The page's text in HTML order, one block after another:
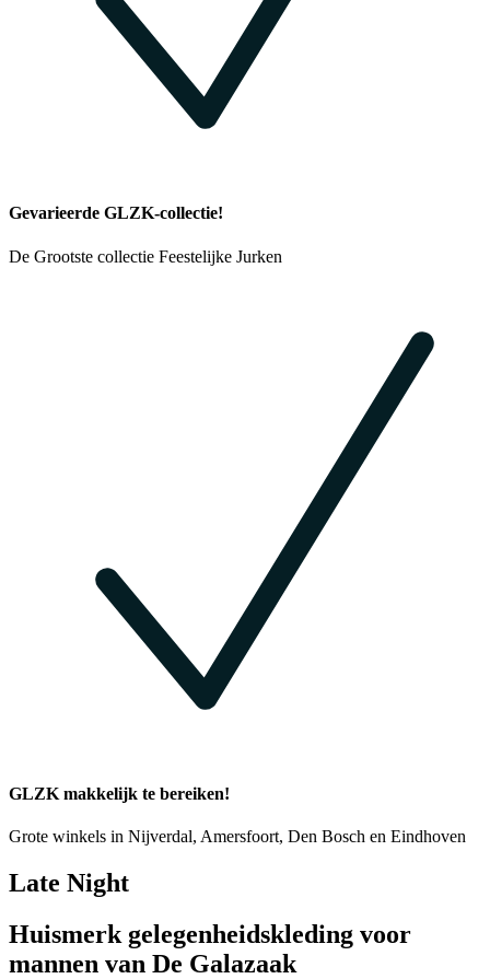
Gevarieerde GLZK-collectie!
De Grootste collectie Feestelijke Jurken
GLZK makkelijk te bereiken!
Grote winkels in Nijverdal, Amersfoort, Den Bosch en Eindhoven
Late Night
Huismerk gelegenheidskleding voor
mannen van De Galazaak